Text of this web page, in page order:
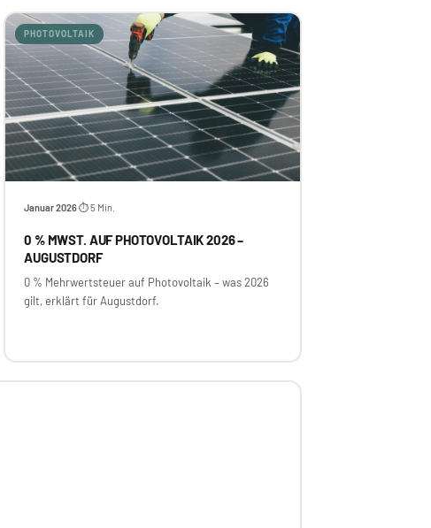
PHOTOVOLTAIK
Januar 2026·⏱ 5 Min.
0 % MWST. AUF PHOTOVOLTAIK 2026 –
AUGUSTDORF
0 % Mehrwertsteuer auf Photovoltaik – was 2026
gilt, erklärt für Augustdorf.